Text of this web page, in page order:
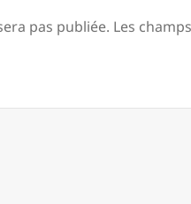
pas publiée. Les